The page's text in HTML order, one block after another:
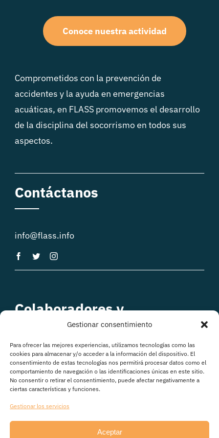
Gestionar consentimiento
Para ofrecer las mejores experiencias, utilizamos tecnologías como las
cookies para almacenar y/o acceder a la información del dispositivo. El
consentimiento de estas tecnologías nos permitirá procesar datos como el
comportamiento de navegación o las identificaciones únicas en este sitio.
No consentir o retirar el consentimiento, puede afectar negativamente a
ciertas características y funciones.
Gestionar los servicios
Aceptar
Conoce nuestra actividad
Comprometidos con la prevención de
accidentes y la ayuda en emergencias
acuáticas, en FLASS promovemos el desarrollo
de la disciplina del socorrismo en todos sus
aspectos.
Contáctanos
info@flass.info
Colaboradores y
patrocinadores